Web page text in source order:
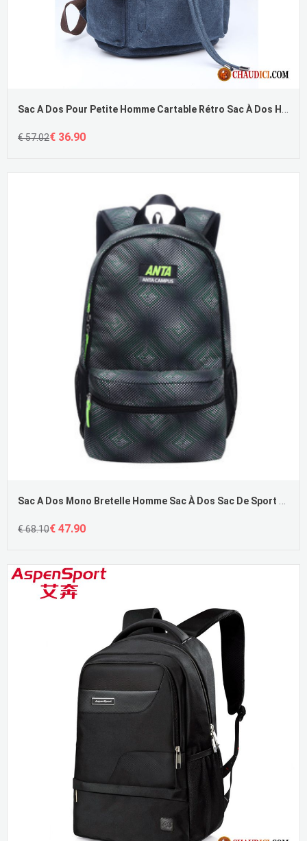
Sac A Dos Pour Petite Homme Cartable Rétro Sac À Dos Homme Tendance
€ 57.02€ 36.90
Sac A Dos Mono Bretelle Homme Sac À Dos Sac De Sport Voyage Femme
€ 68.10€ 47.90